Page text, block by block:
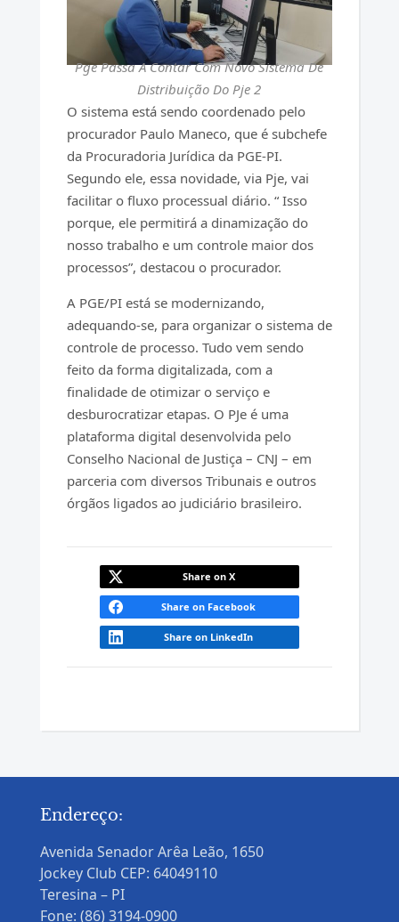
Pge Passa A Contar Com Novo Sistema De
Distribuição Do Pje 2
O sistema está sendo coordenado pelo
procurador Paulo Maneco, que é subchefe
da Procuradoria Jurídica da PGE-PI.
Segundo ele, essa novidade, via Pje, vai
facilitar o fluxo processual diário. “ Isso
porque, ele permitirá a dinamização do
nosso trabalho e um controle maior dos
processos”, destacou o procurador.
A PGE/PI está se modernizando,
adequando-se, para organizar o sistema de
controle de processo. Tudo vem sendo
feito da forma digitalizada, com a
finalidade de otimizar o serviço e
desburocratizar etapas. O PJe é uma
plataforma digital desenvolvida pelo
Conselho Nacional de Justiça – CNJ – em
parceria com diversos Tribunais e outros
órgãos ligados ao judiciário brasileiro.
Share on X
Share on Facebook
Share on LinkedIn
Endereço:
Avenida Senador Arêa Leão, 1650
Jockey Club CEP: 64049110
Teresina – PI
Fone: (86) 3194-0900